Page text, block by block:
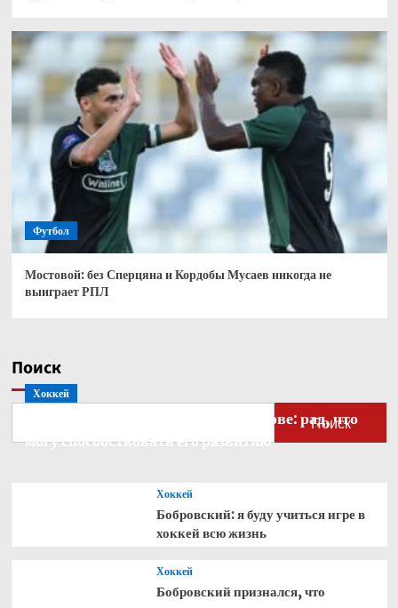
Футбол
Мостовой: без Сперцяна и Кордобы Мусаев никогда не
выиграет РПЛ
Поиск
Поиск
Хоккей
Бобровский — о голкипере Ахтямове: рад, что
могу способствовать его развитию
Хоккей
Бобровский: я буду учиться игре в
хоккей всю жизнь
Хоккей
Бобровский признался, что